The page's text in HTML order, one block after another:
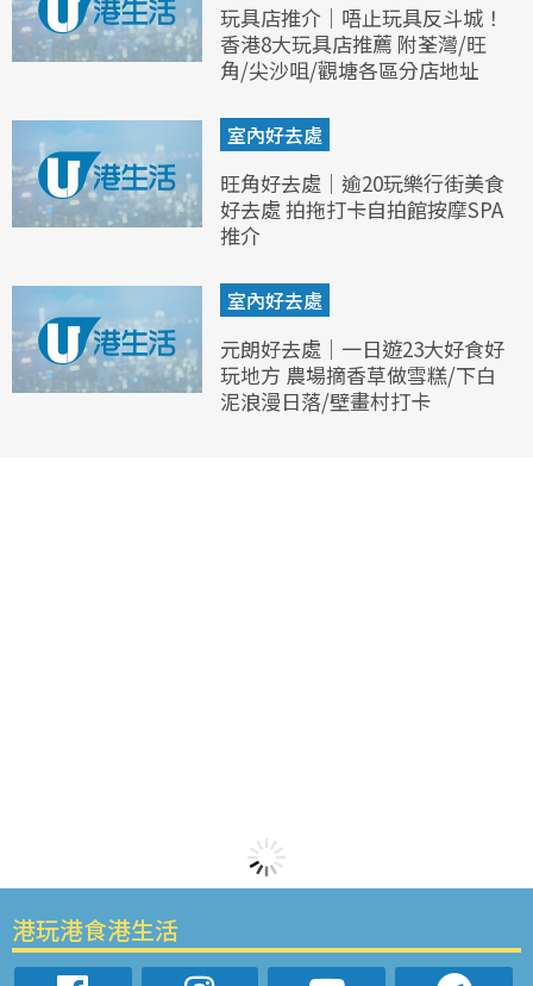
玩具店推介｜唔止玩具反斗城！
香港8大玩具店推薦 附荃灣/旺
角/尖沙咀/觀塘各區分店地址
室內好去處
旺角好去處｜逾20玩樂行街美食
好去處 拍拖打卡自拍館按摩SPA
推介
室內好去處
元朗好去處｜一日遊23大好食好
玩地方 農場摘香草做雪糕/下白
泥浪漫日落/壁畫村打卡
港玩港食港生活